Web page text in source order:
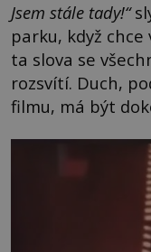
Jsem stále tady!“
parku, když
ta slova se
rozsvítí. Duch,
filmu, má být